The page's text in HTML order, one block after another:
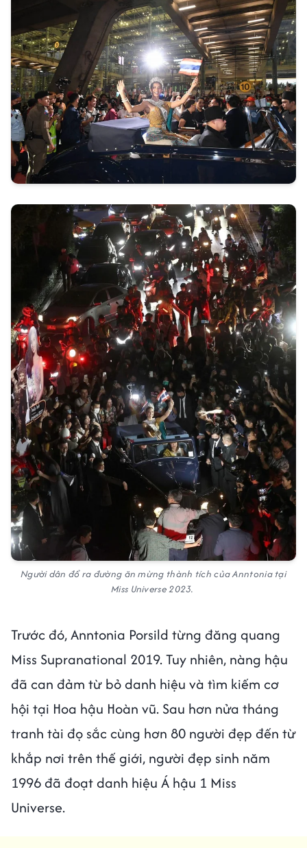
Người dân đổ ra đường ăn mừng thành tích của Anntonia tại
Miss Universe 2023.
Trước đó, Anntonia Porsild từng đăng quang
Miss Supranational 2019. Tuy nhiên, nàng hậu
đã can đảm từ bỏ danh hiệu và tìm kiếm cơ
hội tại Hoa hậu Hoàn vũ. Sau hơn nửa tháng
tranh tài đọ sắc cùng hơn 80 người đẹp đến từ
khắp nơi trên thế giới, người đẹp sinh năm
1996 đã đoạt danh hiệu Á hậu 1 Miss
Universe.